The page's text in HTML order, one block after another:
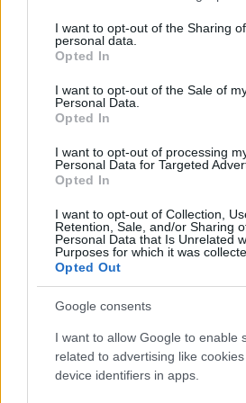
not limited to your visit or usage
grant or deny consent to Google and
use your data for below specified
consent section.
I want to opt-out of the Sharing
personal data.
Opted In
I want to opt-out of the Sale of
Personal Data.
Opted In
I want to opt-out of processing
Personal Data for Targeted
Opted In
I want to opt-out of Collection,
Retention, Sale, and/or Sharing
Personal Data that Is Unrelated
Purposes for which it was
Opted Out
Google consents
I want to allow Google to enable
related to advertising like
device identifiers in apps.
Αεροφωτογραφία δείχνει την
Κολομβίας μετά την έκρηξη
Νοεμβρίου 1985 / AP Photo / Carlos
Ο ίδιος πρόσθεσε ότι
έλλειψη ηγεσίας:
εκκένωσης, παρότι οι
προβλέψει την
έκρηξης».
Θυμήθηκε επίσης τις
λέγοντας: «Χάραζε και το
υπέφερε και ήταν πολύ
τραβούσα τις φωτογραφίες